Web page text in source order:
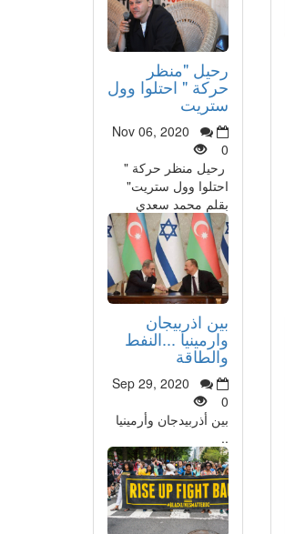
رحيل "منظر
حركة " احتلوا وول
ستريت
Nov 06, 2020
0
رحيل منظر حركة "
احتلوا وول ستريت"
بقلم محمد سعدي
بين اذربيجان
وارمينيا ...النفط
والطاقة
Sep 29, 2020
0
بين أذربيدجان وأرمينيا
..